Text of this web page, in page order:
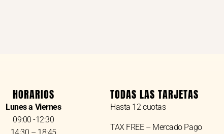
HORARIOS
Lunes a Viernes
09:00 -12:30
TODAS LAS TARJETAS
Hasta 12 cuotas
TAX FREE – Mercado Pago